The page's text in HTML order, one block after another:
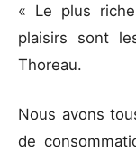
« Le plus
plaisirs sont
Thoreau.
Nous avons
de